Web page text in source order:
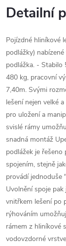
Detailní
Pojízdné hliníkové
podlážky)
podlážka. - Stabilo
480 kg, pracovní
7,40m. Svými
lešení nejen velké
pro uložení a
svislé rámy
snadná montáž
podlážek je
spojením, stejně
provádí jednoduše
Uvolnění spoje
vnitřkem lešení po
rýhováním
rámem z hliníkové
vodovzdorné